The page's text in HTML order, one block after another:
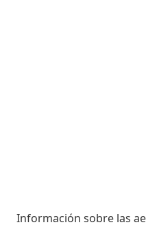
Información sobre las